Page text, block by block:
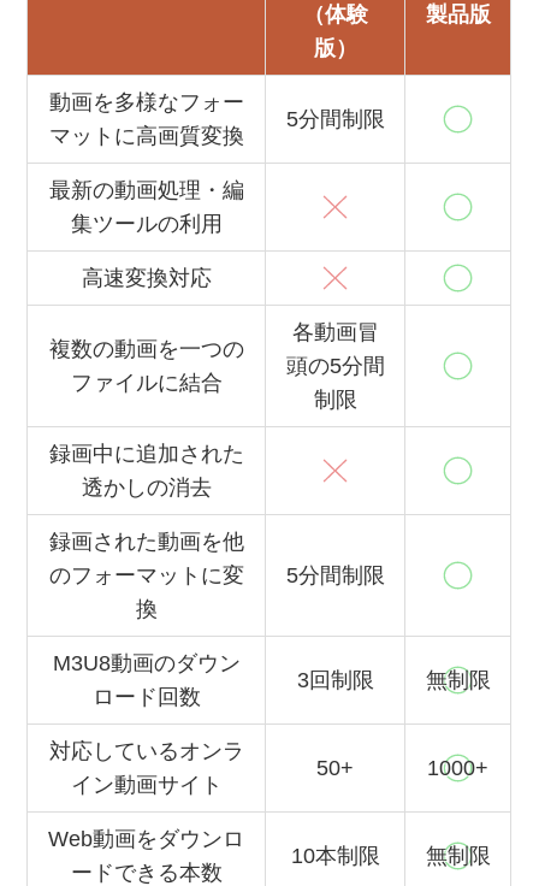
（体験
版）
製品版
動画を多様なフォー
マットに高画質変換
5分間制限
最新の動画処理・編
集ツールの利用
高速変換対応
複数の動画を一つの
ファイルに結合
各動画冒
頭の5分間
制限
録画中に追加された
透かしの消去
録画された動画を他
のフォーマットに変
換
5分間制限
M3U8動画のダウン
ロード回数
3回制限 無制限
対応しているオンラ
イン動画サイト
50+ 1000+
Web動画をダウンロ
ードできる本数
10本制限 無制限